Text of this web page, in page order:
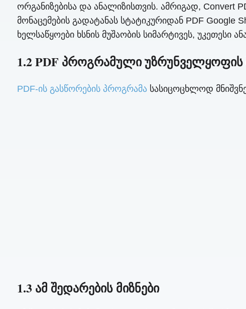
ორგანიზებისა და ანალიზისთვის. ამრიგად, Convert
მონაცემების გადატანას სტატიკურიდან PDF
ხელსაწყოები ხსნის მუშაობის სიმარტივეს,
1.2 PDF პროგრამული უზრუნველყოფის
PDF-ის გასწორების პროგრამასასიცოცხლოდ
1.3 ამ შედარების მიზნები